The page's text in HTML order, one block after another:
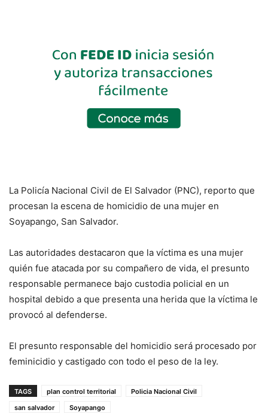
La Policía Nacional Civil de El Salvador (PNC), reporto que
procesan la escena de homicidio de una mujer en
Soyapango, San Salvador.
Las autoridades destacaron que la víctima es una mujer
quién fue atacada por su compañero de vida, el presunto
responsable permanece bajo custodia policial en un
hospital debido a que presenta una herida que la víctima le
provocó al defenderse.
El presunto responsable del homicidio será procesado por
feminicidio y castigado con todo el peso de la ley.
TAGS plan control territorial
Policia Nacional Civil
san salvador
Soyapango